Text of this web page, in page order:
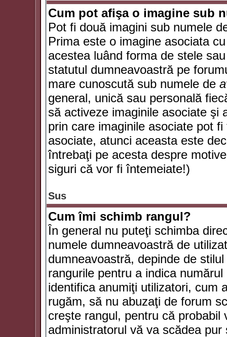
Cum pot afişa o imagine sub
Pot fi două imagini sub numele
Prima este o imagine asociata
acestea luând forma de stele
statutul dumneavoastră pe
mare cunoscută sub numele de
general, unică sau personală
să activeze imaginile asociate şi
prin care imaginile asociate pot
asociate, atunci aceasta este
întrebaţi pe acesta despre
siguri că vor fi întemeiate!)
Sus
Cum îmi schimb rangul?
În general nu puteţi schimba
numele dumneavoastră de
dumneavoastră, depinde de
rangurile pentru a indica
identifica anumiţi utilizatori, cum
rugăm, să nu abuzaţi de forum
creşte rangul, pentru că
administratorul vă va scădea